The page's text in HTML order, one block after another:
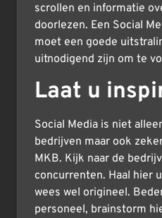
scrollen en informatie
doorlezen. Een Social
moet een goede
uitnodigend zijn om te
Laat u
Social Media is niet
bedrijven maar ook
MKB. Kijk naar de
concurrenten. Haal hier
wees wel origineel.
personeel, brainstorm